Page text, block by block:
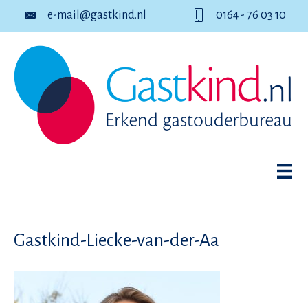
e-mail@gastkind.nl 0164 - 76 03 10
Gastkind-Liecke-van-der-Aa